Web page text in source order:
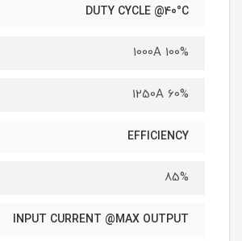
DUTY CYCLE @40°C
1000A 100%
1250A 60%
EFFICIENCY
85%
INPUT CURRENT @MAX OUTPUT